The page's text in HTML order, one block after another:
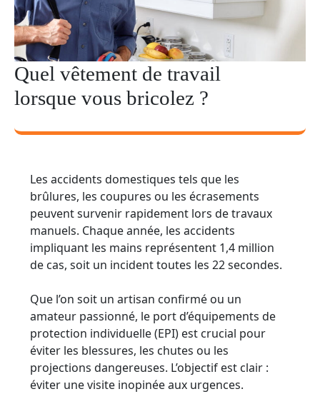
Quel vêtement de travail
lorsque vous bricolez ?
Les accidents domestiques tels que les
brûlures, les coupures ou les écrasements
peuvent survenir rapidement lors de travaux
manuels. Chaque année, les accidents
impliquant les mains représentent 1,4 million
de cas, soit un incident toutes les 22 secondes.
Que l’on soit un artisan confirmé ou un
amateur passionné, le port d’équipements de
protection individuelle (EPI) est crucial pour
éviter les blessures, les chutes ou les
projections dangereuses. L’objectif est clair :
éviter une visite inopinée aux urgences.